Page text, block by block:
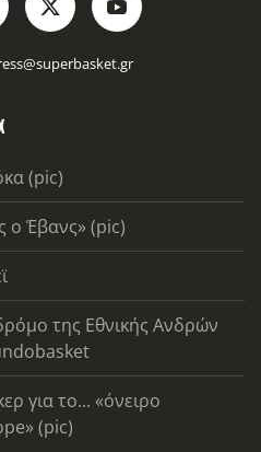
(pic)
ο Έβανς» (pic)
της Εθνικής Ανδρών
για το... «όνειρο
(pic)